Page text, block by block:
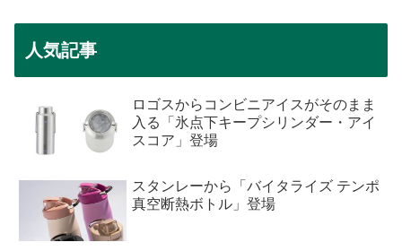
人気記事
ロゴスからコンビニアイスがそのまま
入る「氷点下キープシリンダー・アイ
スコア」登場
スタンレーから「バイタライズ テンポ
真空断熱ボトル」登場